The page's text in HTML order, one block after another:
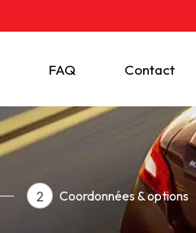
FAQ Contact
2 Coordonnées & options